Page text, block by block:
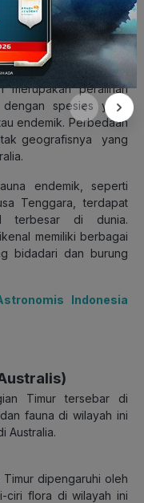
meranggas, dan
Contohnya pohon jati,
merupakan peralihan
spesies yang
endemik. Perbedaan
geografisnya yang
endemik, seperti
Tenggara, terdapat
terbesar di dunia.
memiliki berbagai
bidadari dan burung
Indonesia
Timur tersebar di
fauna di wilayah ini
Australia.
dipengaruhi oleh
ciri flora di wilayah ini